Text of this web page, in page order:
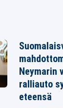
Neymarin
ralliauto
eteensä